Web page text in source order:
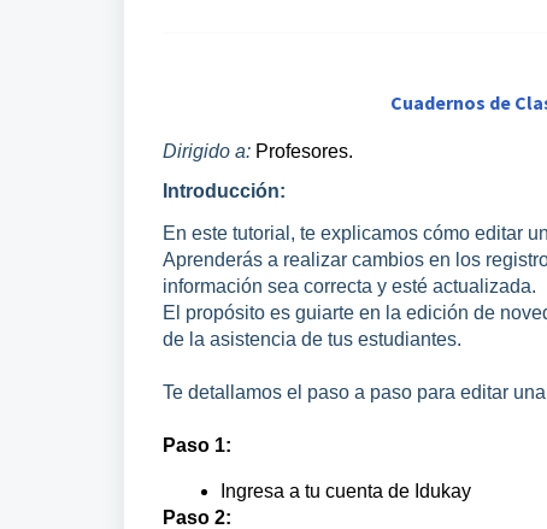
Cuadernos de
Dirigido a: Profesores.
Introducción:
En este tutorial, te explicamos cómo editar
Aprenderás a realizar cambios en los
información sea correcta y esté actualizada.
El propósito es guiarte en la edición de
de la asistencia de tus estudiantes.
Te detallamos el paso a paso para editar
Paso 1:
Ingresa a tu cuenta de Idukay
Paso 2: